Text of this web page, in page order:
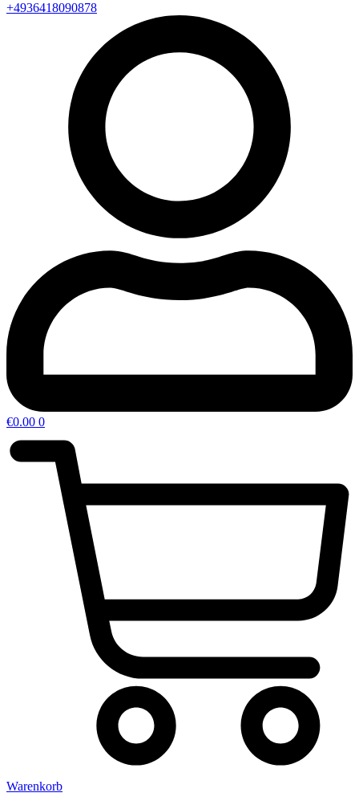
+4936418090878
€0.00 0
Warenkorb